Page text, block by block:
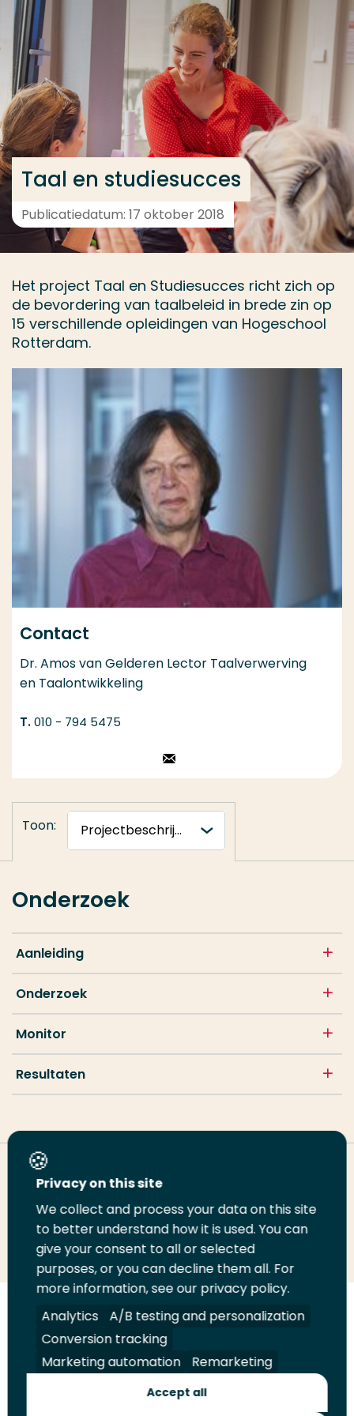
Ga direct naar de content
... > Projectbeschrijving
Taal en studiesucces
Publicatiedatum: 17 oktober 2018
Het project Taal en Studiesucces richt zich op
de bevordering van taalbeleid in brede zin op
15 verschillende opleidingen van Hogeschool
Rotterdam.
Contact
Dr. Amos van Gelderen Lector Taalverwerving
en Taalontwikkeling
010 - 794 5475
Toon:
Onderzoek
Aanleiding
Onderzoek
Monitor
Resultaten
Deel deze pagina
Deel
LinkedIn
Deel
op
Twitter
Deel
op
Facebook
Email
deze
pagina
Print
deze
pagina
Volg
ons
op
LinkedIn
Volg
ons
op
Facebook
Volg
ons
op
YouTube
Volg
ons
op
Instagram
Juridisch Security A-Z Index
Contact
Veel gezocht
Opleiding
Contact
Privacy on this site
We collect and process your data on this site
to better understand how it is used. You can
give your consent to all or selected
purposes, or you can decline them all. For
more information, see our privacy policy.
Analytics
A/B testing and personalization
Conversion tracking
Marketing automation
Remarketing
Accept all